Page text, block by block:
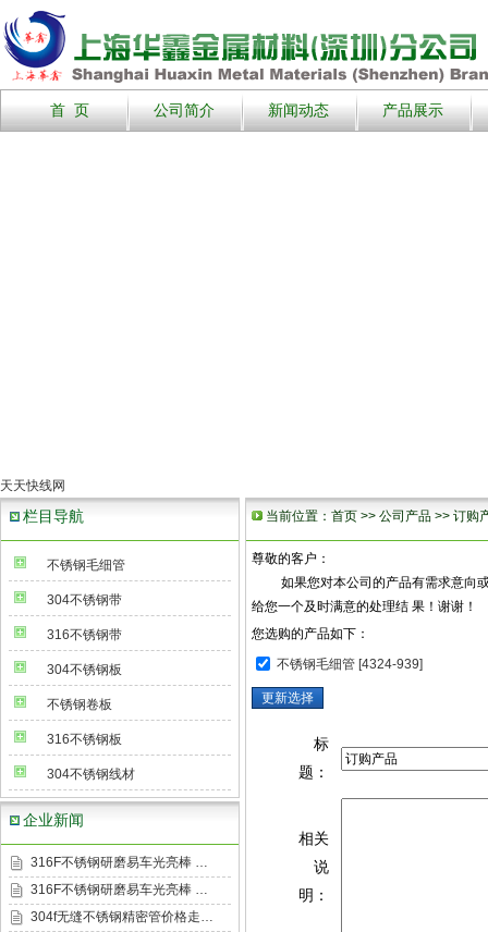
首 页 公司简介 新闻动态 产品展示
天天快线网
栏目导航
不锈钢毛细管
304不锈钢带
316不锈钢带
304不锈钢板
不锈钢卷板
316不锈钢板
304不锈钢线材
企业新闻
316F不锈钢研磨易车光亮棒 …
316F不锈钢研磨易车光亮棒 …
304f无缝不锈钢精密管价格走…
当前位置： 首页 >> 公司产品 >> 订购
尊敬的客户：
如果您对本公司的产品有需求意向或
给您一个及时满意的处理结 果！谢谢！
您选购的产品如下：
不锈钢毛细管 [4324-939]
标
题：
相关
说
明：